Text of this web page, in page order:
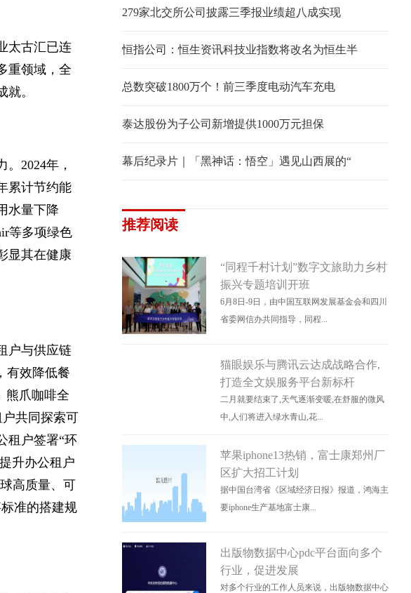
太古汇已连
重领域，全
。
2024年，
累计节约能
水量下降
等多项绿色
显其在健康
户与供应链
有效降低餐
熊爪咖啡全
共同探索可
租户签署“环
升办公租户
高质量、可
准的搭建规
279家北交所公司披露三季报业绩超八成实现
恒指公司：恒生资讯科技业指数将改名为恒生半
总数突破1800万个！前三季度电动汽车充电
泰达股份为子公司新增提供1000万元担保
幕后纪录片｜「黑神话：悟空」遇见山西展的“
推荐阅读
“同程千村计划”数字文旅助力乡村
振兴专题培训开班
6月8日-9日，由中国互联网发展基金会和四川
省委网信办共同指导，同程...
猫眼娱乐与腾讯云达成战略合作,
打造全文娱服务平台新标杆
二月就要结束了,天气逐渐变暖,在舒服的微风
中,人们将进入绿水青山,花...
苹果iphone13热销，富士康郑州厂
区扩大招工计划
据中国台湾省《区域经济日报》报道，鸿海主
要iphone生产基地富士康...
出版物数据中心pdc平台面向多个
行业，促进发展
对多个行业的工作人员来说，出版物数据中心